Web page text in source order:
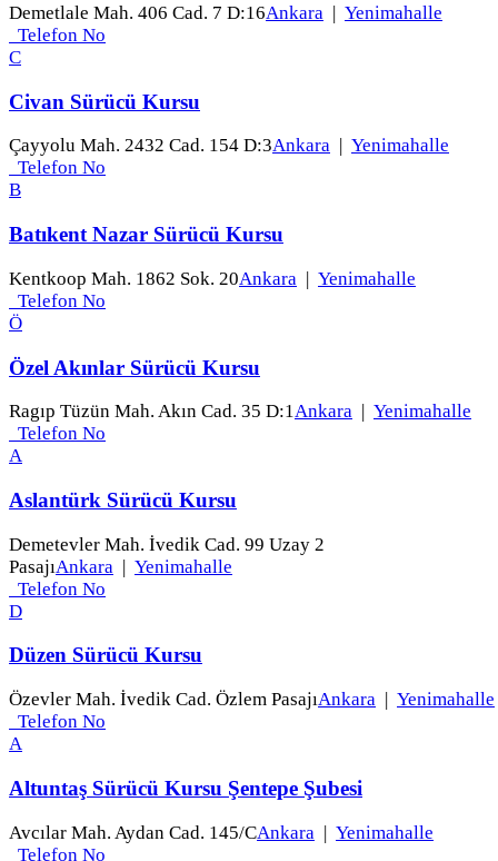
Demetlale Mah. 406 Cad. 7 D:16Ankara | Yenimahalle
Telefon No
C
Civan Sürücü Kursu
Çayyolu Mah. 2432 Cad. 154 D:3Ankara
Yenimahalle
Telefon No
B
Batıkent Nazar Sürücü Kursu
Kentkoop Mah. 1862 Sok. 20Ankara | Yenimahalle
Telefon No
Ö
Özel Akınlar Sürücü Kursu
Ragıp Tüzün Mah. Akın Cad. 35 D:1Ankara
Yenimahalle
Telefon No
A
Aslantürk Sürücü Kursu
Demetevler Mah. İvedik Cad. 99 Uzay 2
PasajıAnkara | Yenimahalle
Telefon No
D
Düzen Sürücü Kursu
Özevler Mah. İvedik Cad. Özlem PasajıAnkara
Yenimahalle
Telefon No
A
Altuntaş Sürücü Kursu Şentepe Şubesi
Avcılar Mah. Aydan Cad. 145/CAnkara | Yenimahalle
Telefon No